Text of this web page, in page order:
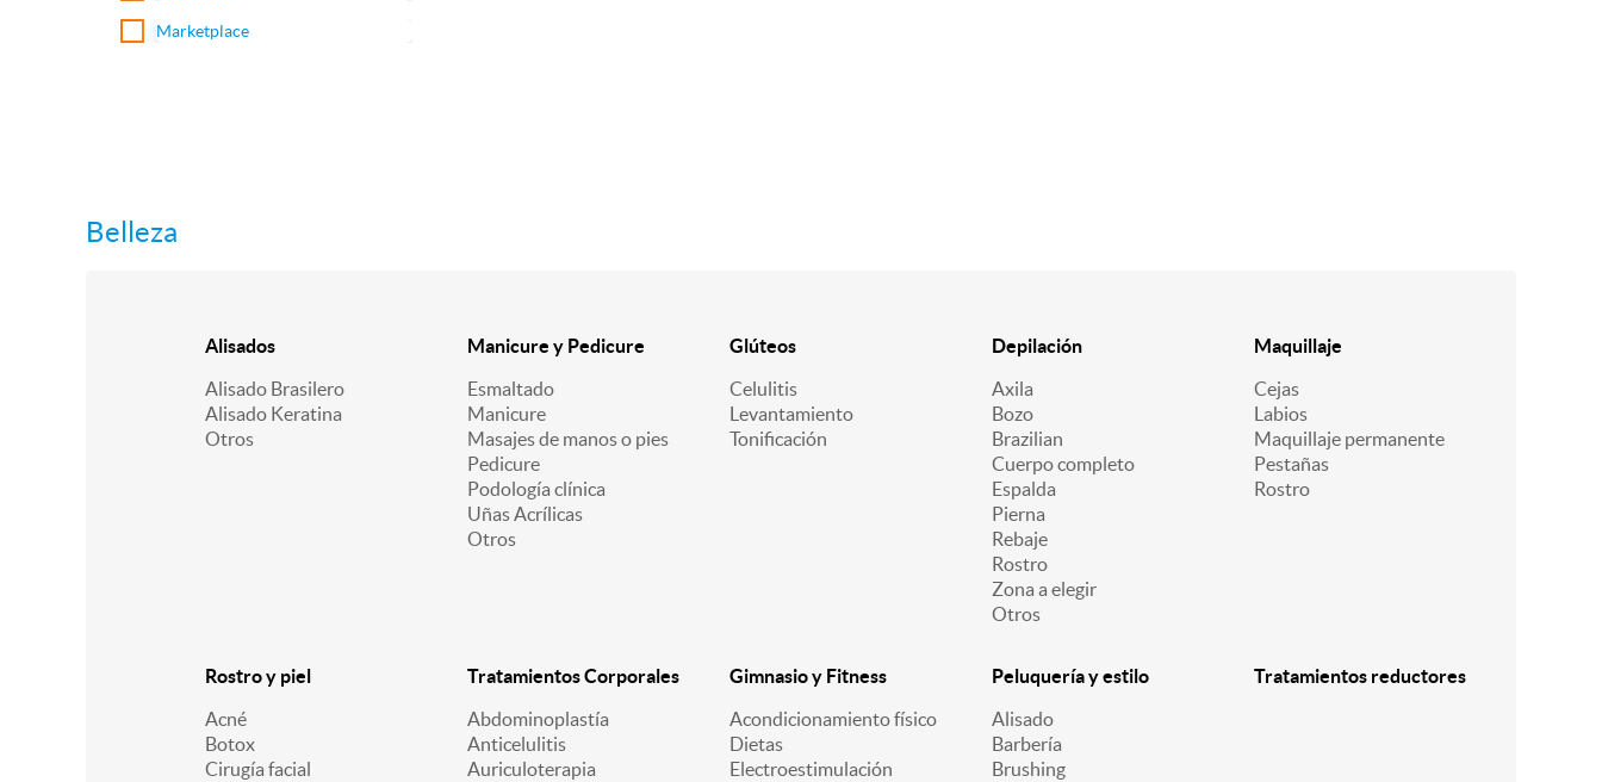
Marketplace
Belleza
Alisados
Alisado Brasilero
Alisado Keratina
Otros
Manicure y Pedicure
Esmaltado
Manicure
Masajes de manos o pies
Pedicure
Podología clínica
Uñas Acrílicas
Otros
Glúteos
Celulitis
Levantamiento
Tonificación
Depilación
Axila
Bozo
Brazilian
Cuerpo completo
Espalda
Pierna
Rebaje
Rostro
Zona a elegir
Otros
Maquillaje
Cejas
Labios
Maquillaje permanente
Pestañas
Rostro
Rostro y piel
Acné
Botox
Cirugía facial
Tratamientos Corporales
Abdominoplastía
Anticelulitis
Auriculoterapia
Gimnasio y Fitness
Acondicionamiento físico
Dietas
Electroestimulación
Peluquería y estilo
Alisado
Barbería
Brushing
Tratamientos reductores